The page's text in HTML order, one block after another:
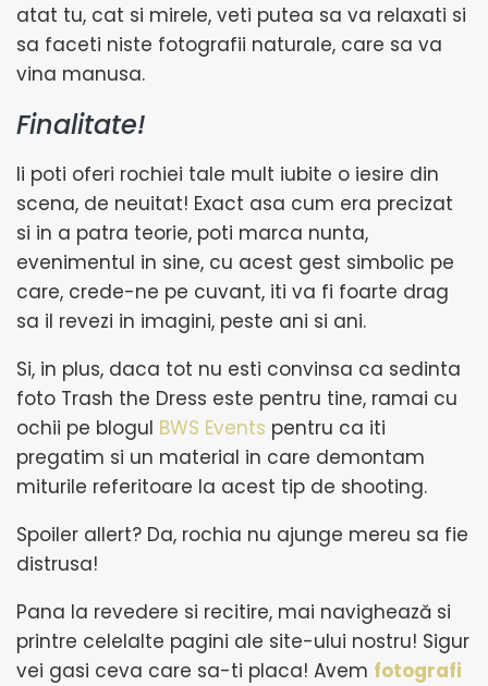
atat tu, cat si mirele, veti putea sa va relaxati si
sa faceti niste fotografii naturale, care sa va
vina manusa.
Finalitate!
Ii poti oferi rochiei tale mult iubite o iesire din
scena, de neuitat! Exact asa cum era precizat
si in a patra teorie, poti marca nunta,
evenimentul in sine, cu acest gest simbolic pe
care, crede-ne pe cuvant, iti va fi foarte drag
sa il revezi in imagini, peste ani si ani.
Si, in plus, daca tot nu esti convinsa ca sedinta
foto Trash the Dress este pentru tine, ramai cu
ochii pe blogul BWS Events pentru ca iti
pregatim si un material in care demontam
miturile referitoare la acest tip de shooting.
Spoiler allert? Da, rochia nu ajunge mereu sa fie
distrusa!
Pana la revedere si recitire, mai navighează si
printre celelalte pagini ale site-ului nostru! Sigur
vei gasi ceva care sa-ti placa! Avem fotografi